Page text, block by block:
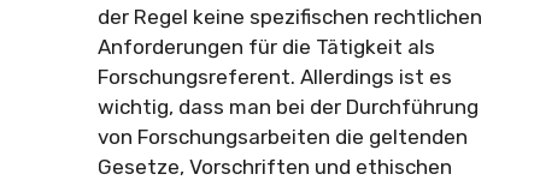
der Regel keine spezifischen rechtlichen
Anforderungen für die Tätigkeit als
Forschungsreferent. Allerdings ist es
wichtig, dass man bei der Durchführung
von Forschungsarbeiten die geltenden
Gesetze, Vorschriften und ethischen